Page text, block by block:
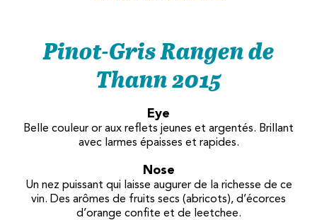
Pinot-Gris Rangen de
Thann 2015
Eye
Belle couleur or aux reflets jeunes et argentés. Brillant
avec larmes épaisses et rapides.
Nose
Un nez puissant qui laisse augurer de la richesse de ce
vin. Des arômes de fruits secs (abricots), d’écorces
d’orange confite et de leetchee.